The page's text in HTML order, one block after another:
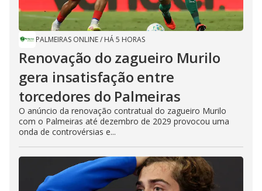
PALMEIRAS ONLINE/ HÁ 5 HORAS
Renovação do zagueiro Murilo
gera insatisfação entre
torcedores do Palmeiras
O anúncio da renovação contratual do zagueiro Murilo
com o Palmeiras até dezembro de 2029 provocou uma
onda de controvérsias e...